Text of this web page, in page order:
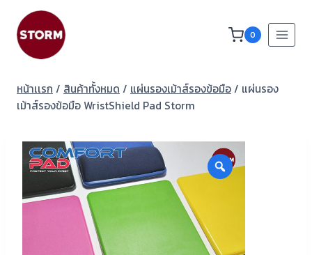
0
หน้าเเรก / สินค้าทั้งหมด / แผ่นรองเม้าส์รองข้อมือ/ แผ่นรอง
เม้าส์รองข้อมือ WristShield Pad Storm